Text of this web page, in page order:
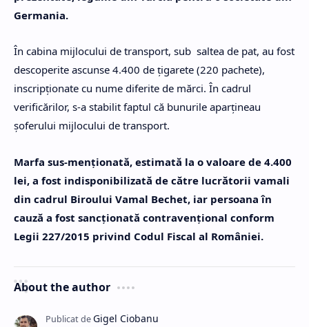
Germania.
În cabina mijlocului de transport, sub saltea de pat, au fost
descoperite ascunse 4.400 de țigarete (220 pachete),
inscripționate cu nume diferite de mărci. În cadrul
verificărilor, s-a stabilit faptul că bunurile aparțineau
șoferului mijlocului de transport.
Marfa sus-menționată, estimată la o valoare de 4.400
lei, a fost indisponibilizată de către lucrătorii vamali
din cadrul Biroului Vamal Bechet, iar persoana în
cauză a fost sancționată contravențional conform
Legii 227/2015 privind Codul Fiscal al României.
About the author